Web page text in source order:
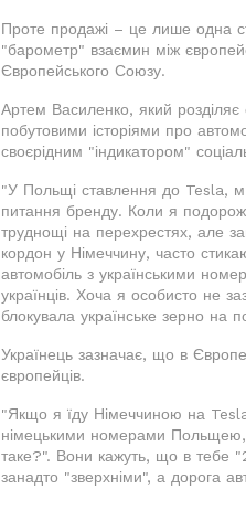
Проте продажі – це лише одна
"барометр" взаємин між
Європейського Союзу.
Артем Василенко, який
побутовими історіями про
своєрідним "індикатором"
"У Польщі ставлення до Tesla,
питання бренду. Коли я
труднощі на перехрестях, але
кордон у Німеччину, часто
автомобіль з українськими
українців. Хоча я особисто не
блокувала українське зерно на
Українець зазначає, що в
європейців.
"Якщо я їду Німеччиною на
німецькими номерами Польщею,
таке?". Вони кажуть, що в тебе
занадто "зверхніми", а дорога